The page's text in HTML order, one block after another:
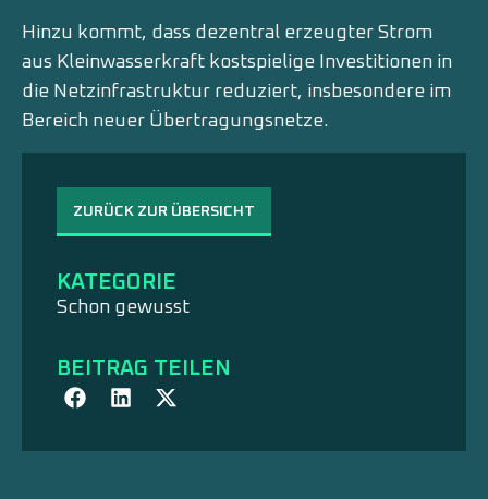
ZURÜCK ZUR ÜBERSICHT
KATEGORIE
Schon gewusst
BEITRAG TEILEN
Hinzu kommt, dass dezentral erzeugter Strom
aus Kleinwasserkraft kostspielige Investitionen in
die Netzinfrastruktur reduziert, insbesondere im
Bereich neuer Übertragungsnetze.